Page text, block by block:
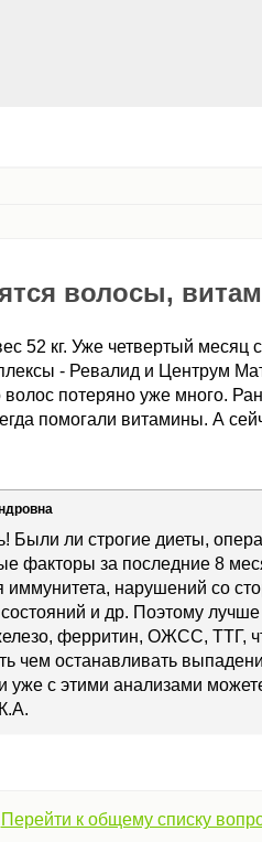
волосы,
52 кг. Уже четвертый
- Ревалид и Центрум
потеряно уже много.
помогали витамины. А
Были ли строгие диеты,
факторы за последние 8
нарушений со
и др. Поэтому
ферритин, ОЖСС, ТТГ,
чем останавливать
уже с этими анализами
Перейти к общему списку